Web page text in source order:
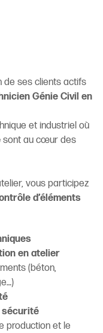
de ses clients actifs
Génie Civil en
et industriel où
sont au cœur des
vous participez
d’éléments
en atelier
(béton,
sécurité
production et le